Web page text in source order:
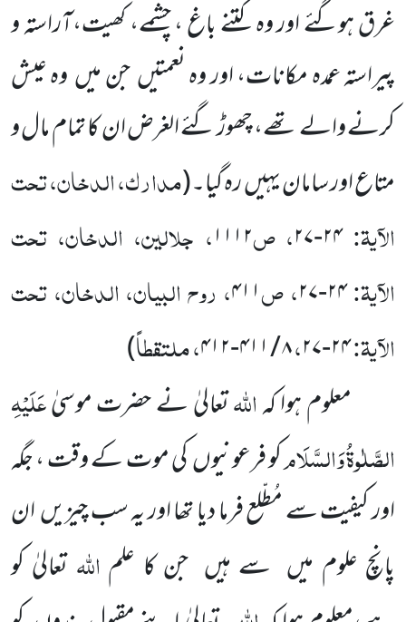
غرق ہوگئے اور وہ کتنے باغ ، چشمے، کھیت،آراستہ و
پیراستہ عمدہ مکانات، اور وہ نعمتیں جن میں وہ عیش
کرنے والے تھے، چھوڑ گئے الغرض ان کا تمام مال و
متاع اور سامان یہیں رہ گیا۔(مدارک، الدخان، تحت
الآیۃ:۲۴-۲۷ ، ص۱۱۱۲، جلالین، الدخان، تحت
الآیۃ:۲۴-۲۷ ، ص۴۱۱، روح البیان، الدخان، تحت
الآیۃ:۲۴-۲۷ ،۸ / ۴۱۱-۴۱۲ ، ملتقطاً)
معلوم ہوا کہاللہتعالیٰ نے حضرت موسیٰعَلَیْہِ
الصَّلٰوۃُوَالسَّلَامکو فرعونیوں کی موت کے وقت ، جگہ
اور کیفیت سے مُطّلع فرما دیا تھا اور یہ سب چیزیں ان
پانچ علوم میں سے ہیں جن کا علم اللہتعالیٰ کو